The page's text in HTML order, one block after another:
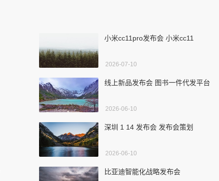
小米cc11pro发布会 小米cc11
2026-07-10
线上新品发布会 图书一件代发平台
2026-06-10
深圳 1 14 发布会 发布会策划
2026-06-10
比亚迪智能化战略发布会